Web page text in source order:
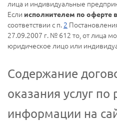
лица и индивидуальные
Если исполнителем по оферте
соответствии с п. 2
27.09.2007 г. № 612 то, от лица
юридическое лицо или
Содержание
оказания услуг
информации на